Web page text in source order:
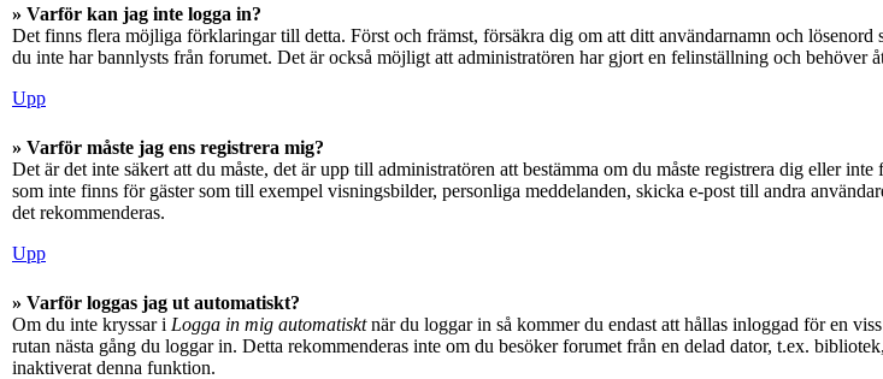
» Varför kan jag inte logga in?
Det finns flera möjliga förklaringar till detta. Först och främst, försäkra dig om att ditt användarnamn och
du inte har bannlysts från forumet. Det är också möjligt att administratören har gjort en felinställning och behöver
Upp
» Varför måste jag ens registrera mig?
Det är det inte säkert att du måste, det är upp till administratören att bestämma om du måste registrera dig eller
som inte finns för gäster som till exempel visningsbilder, personliga meddelanden, skicka e-post till andra
det rekommenderas.
Upp
» Varför loggas jag ut automatiskt?
Om du inte kryssar i Logga in mig automatisktnär du loggar in så kommer du endast att hållas inloggad för en
rutan nästa gång du loggar in. Detta rekommenderas inte om du besöker forumet från en delad dator, t.ex.
inaktiverat denna funktion.